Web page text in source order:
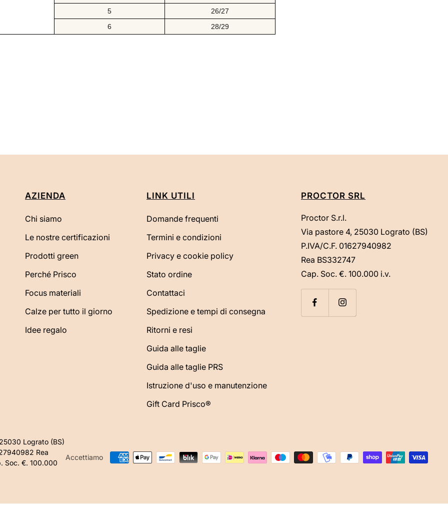
5
26/27
6
28/29
AZIENDA
Chi siamo
Le nostre certificazioni
Prodotti green
Perché Prisco
Focus materiali
Calze per tutto il giorno
Idee regalo
LINK UTILI
Domande frequenti
Termini e condizioni
Privacy e cookie policy
Stato ordine
Contattaci
Spedizione e tempi di consegna
Ritorni e resi
Guida alle taglie
Guida alle taglie PRS
Istruzione d'uso e manutenzione
Gift Card Prisco®
PROCTOR SRL
Proctor S.r.l.
Via pastore 4, 25030 Lograto (BS)
P.IVA/C.F. 01627940982
Rea BS332747
Cap. Soc. €. 100.000 i.v.
Lograto (BS)
Rea
Soc. €. 100.000
ㅤAccettiamo